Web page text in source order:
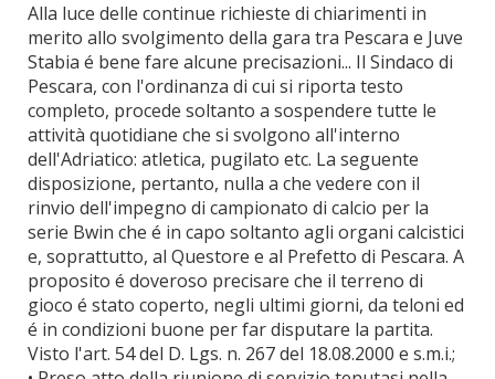
Alla luce delle continue richieste di chiarimenti in
merito allo svolgimento della gara tra Pescara e Juve
Stabia é bene fare alcune precisazioni... Il Sindaco di
Pescara, con l'ordinanza di cui si riporta testo
completo, procede soltanto a sospendere tutte le
attività quotidiane che si svolgono all'interno
dell'Adriatico: atletica, pugilato etc. La seguente
disposizione, pertanto, nulla a che vedere con il
rinvio dell'impegno di campionato di calcio per la
serie Bwin che é in capo soltanto agli organi calcistici
e, soprattutto, al Questore e al Prefetto di Pescara. A
proposito é doveroso precisare che il terreno di
gioco é stato coperto, negli ultimi giorni, da teloni ed
é in condizioni buone per far disputare la partita.
Visto l'art. 54 del D. Lgs. n. 267 del 18.08.2000 e s.m.i.;